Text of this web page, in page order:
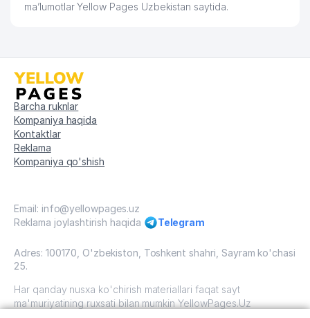
ma’lumotlar Yellow Pages Uzbekistan saytida.
Barcha ruknlar
Kompaniya haqida
Kontaktlar
Reklama
Kompaniya qo'shish
Email: info@yellowpages.uz
Reklama joylashtirish haqida
Telegram
Adres: 100170, O'zbekiston, Toshkent shahri, Sayram ko'chasi
25.
Har qanday nusxa ko'chirish materiallari faqat sayt
ma'muriyatining ruxsati bilan mumkin YellowPages.Uz